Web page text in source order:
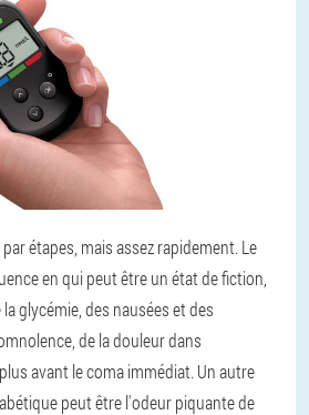
étapes, mais assez rapidement. Le
en qui peut être un état de fiction,
glycémie, des nausées et des
de la douleur dans
avant le coma immédiat. Un autre
peut être l'odeur piquante de